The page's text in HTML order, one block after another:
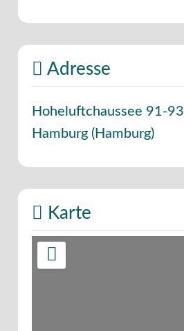
Adresse
Hoheluftchaussee 91-93
Hamburg (Hamburg)
Karte